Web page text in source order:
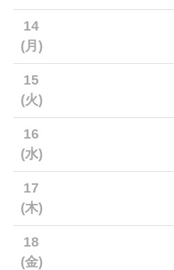
14
(月)
15
(火)
16
(水)
17
(木)
18
(金)